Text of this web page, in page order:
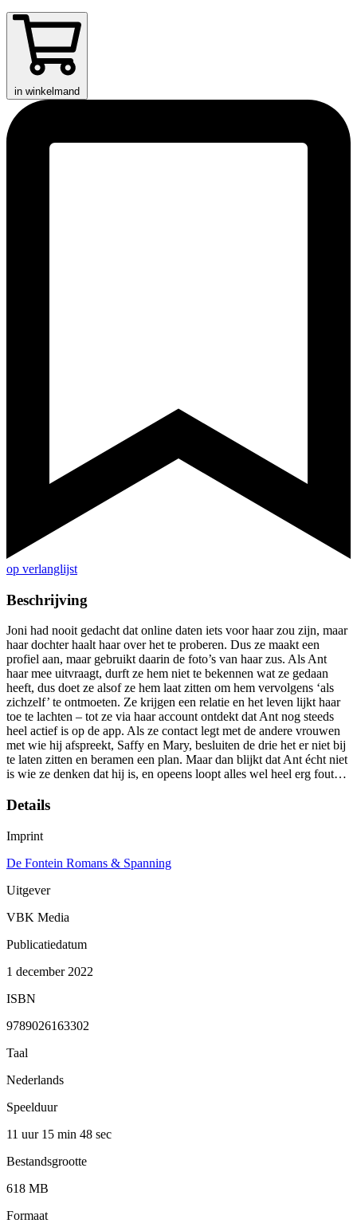
in winkelmand
op verlanglijst
Beschrijving
Joni had nooit gedacht dat online daten iets voor haar zou zijn, maar
haar dochter haalt haar over het te proberen. Dus ze maakt een
profiel aan, maar gebruikt daarin de foto’s van haar zus. Als Ant
haar mee uitvraagt, durft ze hem niet te bekennen wat ze gedaan
heeft, dus doet ze alsof ze hem laat zitten om hem vervolgens ‘als
zichzelf’ te ontmoeten. Ze krijgen een relatie en het leven lijkt haar
toe te lachten – tot ze via haar account ontdekt dat Ant nog steeds
heel actief is op de app. Als ze contact legt met de andere vrouwen
met wie hij afspreekt, Saffy en Mary, besluiten de drie het er niet bij
te laten zitten en beramen een plan. Maar dan blijkt dat Ant écht niet
is wie ze denken dat hij is, en opeens loopt alles wel heel erg fout…
Details
Imprint
De Fontein Romans & Spanning
Uitgever
VBK Media
Publicatiedatum
1 december 2022
ISBN
9789026163302
Taal
Nederlands
Speelduur
11 uur 15 min 48 sec
Bestandsgrootte
618 MB
Formaat